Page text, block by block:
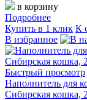
в корзину
Подробнее
Купить в 1 клик К
В избранное
Быстрый просмотр
Наполнитель для
Сибирская кошка,